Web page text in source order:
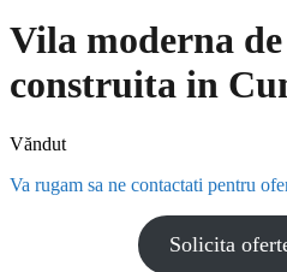
Vila moderna
construita in
Văndut
Va rugam sa ne contactati pentru
Solicita